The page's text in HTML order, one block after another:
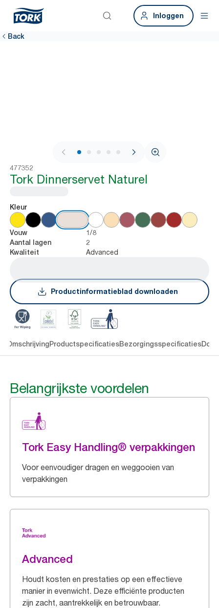
Inloggen
Back
1 / 5
477352
Tork Dinnerservet Naturel
Kleur
Vouw 1/8
Aantal lagen 2
Kwaliteit Advanced
Productinformatieblad downloaden
OmschrijvingProductspecificatiesBezorgingsspecificaties
Belangrijkste voordelen
Tork Easy Handling® verpakkingen
Voor eenvoudiger dragen en weggooien van
verpakkingen
Advanced
Houdt kosten en prestaties op een effectieve
manier in evenwicht. Deze efficiënte producten
zijn zacht, aantrekkelijk en betrouwbaar.